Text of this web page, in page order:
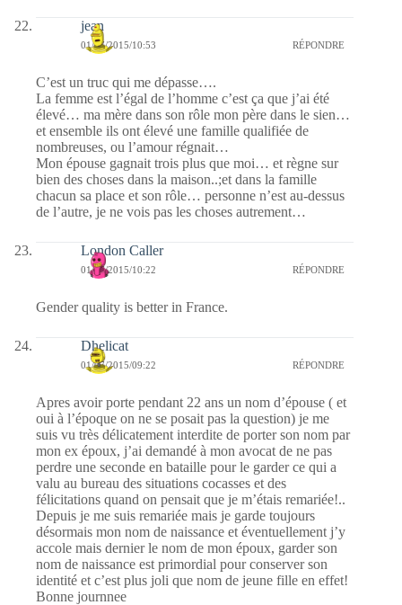
jean
01/07/2015/10:53 RÉPONDRE
C’est un truc qui me dépasse….
La femme est l’égal de l’homme c’est ça que j’ai été
élevé… ma mère dans son rôle mon père dans le sien…
et ensemble ils ont élevé une famille qualifiée de
nombreuses, ou l’amour régnait…
Mon épouse gagnait trois plus que moi… et règne sur
bien des choses dans la maison..;et dans la famille
chacun sa place et son rôle… personne n’est au-dessus
de l’autre, je ne vois pas les choses autrement…
London Caller
01/07/2015/10:22 RÉPONDRE
Gender quality is better in France.
Dhelicat
01/07/2015/09:22 RÉPONDRE
Apres avoir porte pendant 22 ans un nom d’épouse ( et
oui à l’époque on ne se posait pas la question) je me
suis vu très délicatement interdite de porter son nom par
mon ex époux, j’ai demandé à mon avocat de ne pas
perdre une seconde en bataille pour le garder ce qui a
valu au bureau des situations cocasses et des
félicitations quand on pensait que je m’étais remariée!..
Depuis je me suis remariée mais je garde toujours
désormais mon nom de naissance et éventuellement j’y
accole mais dernier le nom de mon époux, garder son
nom de naissance est primordial pour conserver son
identité et c’est plus joli que nom de jeune fille en effet!
Bonne journnee